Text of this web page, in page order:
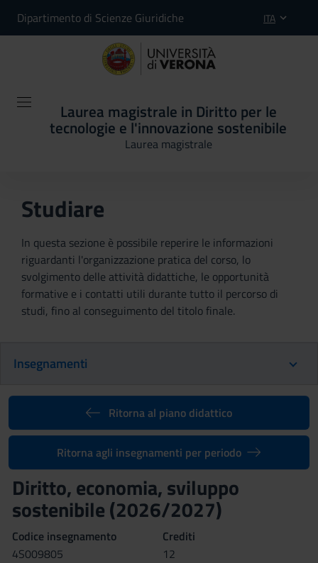
Dipartimento di Scienze Giuridiche ITA
Laurea magistrale in Diritto per le
tecnologie e l'innovazione sostenibile
Laurea magistrale
Studiare
In questa sezione è possibile reperire le informazioni
riguardanti l'organizzazione pratica del corso, lo
svolgimento delle attività didattiche, le opportunità
formative e i contatti utili durante tutto il percorso di
studi, fino al conseguimento del titolo finale.
Insegnamenti
Ritorna al piano didattico
Ritorna agli insegnamenti per periodo
Diritto, economia, sviluppo
sostenibile (2026/2027)
Codice insegnamento
4S009805
Crediti
12